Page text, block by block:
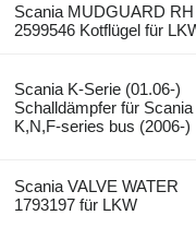
Scania MUDGUARD RH
2599546 Kotflügel für
Scania K-Serie (01.06-)
Schalldämpfer für Scania
K,N,F-series bus (2006-)
Scania VALVE WATER
1793197 für LKW